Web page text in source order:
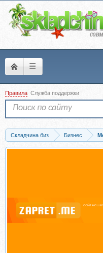
☰
Правила Служба поддержки
Складчина биз Бизнес
Скачать Как преодолеть